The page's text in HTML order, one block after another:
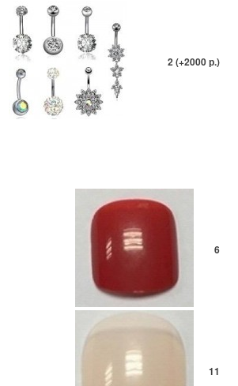
2 (+2000 р.)
6
11